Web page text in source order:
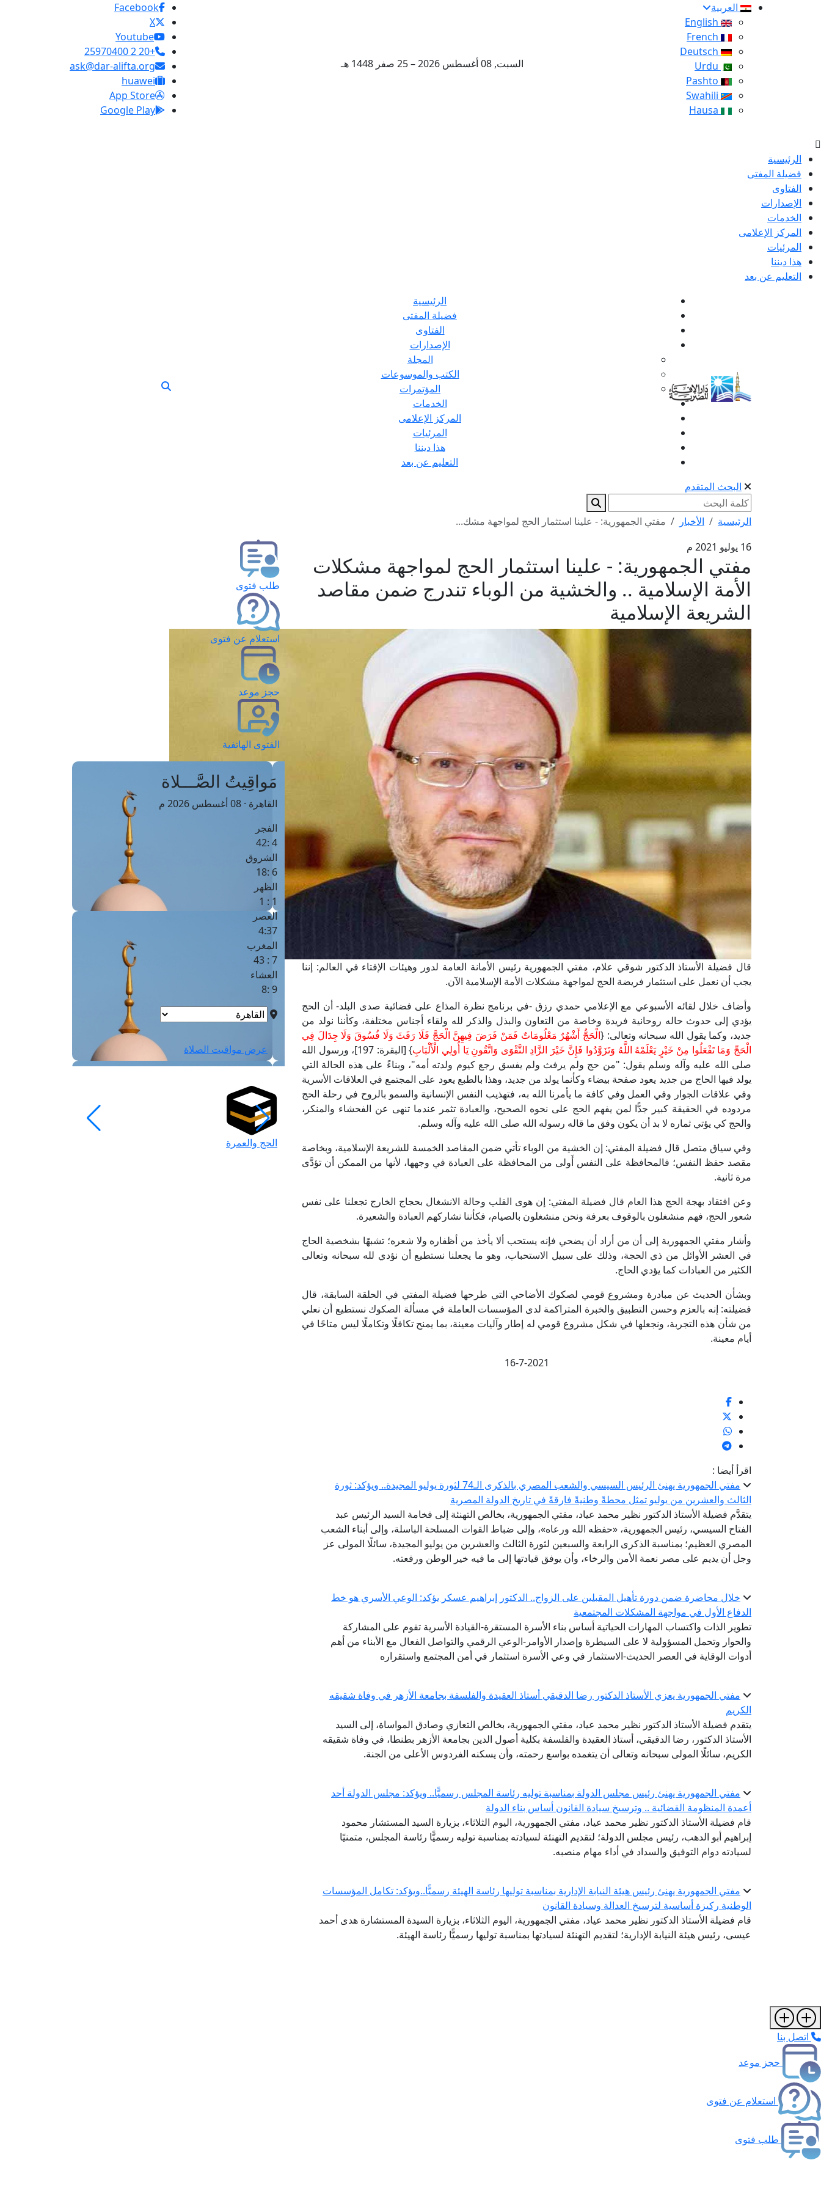
العربية
السبت, 08 أغسطس 2026 – 25 صفر 1448 هـ
Facebook
X
Youtube
+20 2 25970400
ask@dar-alifta.org
huawei
App Store
Google Play
الرئيسية
فضيلة المفتى
الفتاوى
الإصدارات
الخدمات
المركز الإعلامى
المرئيات
هذا ديننا
التعليم عن بعد
الرئيسية
فضيلة المفتى
الفتاوى
الإصدارات
المجلة
الكتب والموسوعات
المؤتمرات
الخدمات
المركز الإعلامى
المرئيات
هذا ديننا
التعليم عن بعد
البحث المتقدم
الرئيسية الأخبار
مفتي الجمهورية: - علينا استثمار الحج لمواجهة مشك...
16 يوليو 2021 م
مفتي الجمهورية: - علينا استثمار الحج لمواجهة مشكلات
الأمة الإسلامية .. والخشية من الوباء تندرج ضمن مقاصد
الشريعة الإسلامية
قال فضيلة الأستاذ الدكتور شوقي علام، مفتي الجمهورية رئيس الأمانة العامة لدور وهيئات الإفتاء في العالم: إننا
يجب أن نعمل على استثمار فريضة الحج لمواجهة مشكلات الأمة الإسلامية الآن.
وأضاف خلال لقائه الأسبوعي مع الإعلامي حمدي رزق -في برنامج نظرة المذاع على فضائية صدى البلد- أن الحج
يؤدي إلى حدوث حاله روحانية فريدة وخاصة من التعاون والبذل والذكر لله ولقاء أجناس مختلفة، وكأننا نولد من
جديد، وكما يقول الله سبحانه وتعالى: {الْحَجُّ أَشْهُرٌ مَعْلُومَاتٌ فَمَنْ فَرَضَ فِيهِنَّ الْحَجَّ فَلَا رَفَثَ وَلَا فُسُوقَ وَلَا جِدَالَ فِي
الْحَجِّ وَمَا تَفْعَلُوا مِنْ خَيْرٍ يَعْلَمْهُ اللَّهُ وَتَزَوَّدُوا فَإِنَّ خَيْرَ الزَّادِ التَّقْوَى وَاتَّقُونِ يَا أُولِي الْأَلْبَابِ
} [البقرة: 197]، ورسول الله
صلى الله عليه وآله وسلم يقول: "من حج ولم يرفث ولم يفسق رجع كيوم ولدته أمه"، وبناءً على هذه الحالة التي
يولد فيها الحاج من جديد يعود صفحة بيضاء وكأنما يولد من جديد، وهذا بالطبع يعود على المجتمع في العلاقات الأسرية
وفي علاقات الجوار وفي العمل وفي كافة ما يأمرنا الله به، فتهذيب النفس الإنسانية والسمو بالروح في رحلة الحج
مردوده في الحقيقة كبير جدًّا لمن يفهم الحج على نحوه الصحيح، والعبادة تثمر عندما تنهى عن الفحشاء والمنكر،
والحج كي يؤتي ثماره لا بد أن يكون وفق ما قاله رسوله الله صلى الله عليه وآله وسلم.
وفي سياق متصل قال فضيلة المفتي: إن الخشية من الوباء تأتي ضمن المقاصد الخمسة للشريعة الإسلامية، وبخاصة
مقصد حفظ النفس؛ فالمحافظة على النفس أَولى من المحافظة على العبادة في وجهها، لأنها من الممكن أن تؤدَّى
مرة ثانية.
وعن افتقاد بهجة الحج هذا العام قال فضيلة المفتي: إن هوى القلب وحالة الانشغال بحجاج الخارج تجعلنا على نفس
شعور الحج، فهم منشغلون بالوقوف بعرفة ونحن منشغلون بالصيام، فكأننا نشاركهم العبادة والشعيرة.
وأشار مفتي الجمهورية إلى أن من أراد أن يضحي فإنه يستحب ألا يأخذ من أظفاره ولا شعره؛ تشبهًا بشخصية الحاج
في العشر الأوائل من ذي الحجة، وذلك على سبيل الاستحباب، وهو ما يجعلنا نستطيع أن نؤدي لله سبحانه وتعالى
الكثير من العبادات كما يؤدي الحاج.
وبشأن الحديث عن مبادرة ومشروع قومي لصكوك الأضاحي التي طرحها فضيلة المفتي في الحلقة السابقة، قال
فضيلته: إنه بالعزم وحسن التطبيق والخبرة المتراكمة لدى المؤسسات العاملة في مسألة الصكوك نستطيع أن نعلي
من شأن هذه التجربة، ونجعلها في شكل مشروع قومي له إطار وآليات معينة، بما يمنح تكافلًا وتكاملًا ليس متاحًا في
أيام معينة.
16-7-2021
اقرأ أيضا :
مفتي الجمهورية يهنئ الرئيس السيسي والشعب المصري بالذكرى الـ74 لثورة يوليو المجيدة.. ويؤكد: ثورة
الثالث والعشرين من يوليو تمثل محطةً وطنيةً فارقةً في تاريخ الدولة المصرية
يتقدَّم فضيلة الأستاذ الدكتور نظير محمد عياد، مفتي الجمهورية، بخالص التهنئة إلى فخامة السيد الرئيس عبد
الفتاح السيسي، رئيس الجمهورية، «حفظه الله ورعاه»، وإلى ضباط القوات المسلحة الباسلة، وإلى أبناء الشعب
المصري العظيم؛ بمناسبة الذكرى الرابعة والسبعين لثورة الثالث والعشرين من يوليو المجيدة، سائلًا المولى عز
وجل أن يديم على مصر نعمة الأمن والرخاء، وأن يوفق قيادتها إلى ما فيه خير الوطن ورفعته.
خلال محاضرة ضمن دورة تأهيل المقبلين على الزواج.. الدكتور إبراهيم عسكر يؤكد: الوعي الأسري هو خط
الدفاع الأول في مواجهة المشكلات المجتمعية
تطوير الذات واكتساب المهارات الحياتية أساس بناء الأسرة المستقرة-القيادة الأسرية تقوم على المشاركة
والحوار وتحمل المسؤولية لا على السيطرة وإصدار الأوامر-الوعي الرقمي والتواصل الفعال مع الأبناء من أهم
أدوات الوقاية في العصر الحديث-الاستثمار في وعي الأسرة استثمار في أمن المجتمع واستقراره
مفتي الجمهورية يعزي الأستاذ الدكتور رضا الدقيقي أستاذ العقيدة والفلسفة بجامعة الأزهر في وفاة شقيقه
الكريم
يتقدم فضيلة الأستاذ الدكتور نظير محمد عياد، مفتي الجمهورية، بخالص التعازي وصادق المواساة، إلى السيد
الأستاذ الدكتور، رضا الدقيقي، أستاذ العقيدة والفلسفة بكلية أصول الدين بجامعة الأزهر بطنطا، في وفاة شقيقه
الكريم، سائلًا المولى سبحانه وتعالى أن يتغمده بواسع رحمته، وأن يسكنه الفردوس الأعلى من الجنة.
مفتي الجمهورية يهنئ رئيس مجلس الدولة بمناسبة توليه رئاسة المجلس رسميًّا.. ويؤكد: مجلس الدولة أحد
أعمدة المنظومة القضائية .. وترسيخ سيادة القانون أساس بناء الدولة
قام فضيلة الأستاذ الدكتور نظير محمد عياد، مفتي الجمهورية، اليوم الثلاثاء، بزيارة السيد المستشار محمود
إبراهيم أبو الدهب، رئيس مجلس الدولة؛ لتقديم التهنئة لسيادته بمناسبة توليه رسميًّا رئاسة المجلس، متمنيًا
لسيادته دوام التوفيق والسداد في أداء مهام منصبه.
مفتي الجمهورية يهنئ رئيس هيئة النيابة الإدارية بمناسبة توليها رئاسة الهيئة رسميًّا..ويؤكد: تكامل المؤسسات
الوطنية ركيزة أساسية لترسيخ العدالة وسيادة القانون
قام فضيلة الأستاذ الدكتور نظير محمد عياد، مفتي الجمهورية، اليوم الثلاثاء، بزيارة السيدة المستشارة هدى أحمد
عيسى، رئيس هيئة النيابة الإدارية؛ لتقديم التهنئة لسيادتها بمناسبة توليها رسميًّا رئاسة الهيئة.
طلب فتوى
استعلام عن فتوى
حجز موعد
الفتوى الهاتفية
مَواقِيتُ الصَّـــلاة
القاهرة · 08 أغسطس 2026 م
الفجر
4 :42
الشروق
6 :18
الظهر
1 : 1
العصر
4:37
المغرب
7 : 43
العشاء
9 :8
عرض مواقيت الصلاة
الحج والعمرة
اتصل بنا
حجز موعد
استعلام عن فتوى
طلب فتوى